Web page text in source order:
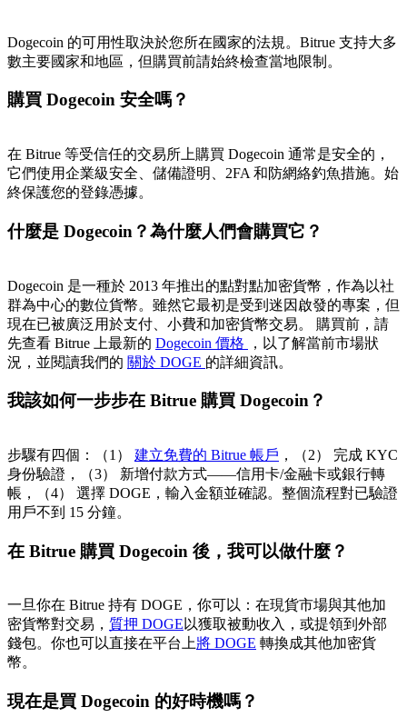
Dogecoin 的可用性取決於您所在國家的法規。Bitrue 支持大多
數主要國家和地區，但購買前請始終檢查當地限制。
購買 Dogecoin 安全嗎？
在 Bitrue 等受信任的交易所上購買 Dogecoin 通常是安全的，
它們使用企業級安全、儲備證明、2FA 和防網絡釣魚措施。始
終保護您的登錄憑據。
什麼是 Dogecoin？為什麼人們會購買它？
Dogecoin 是一種於 2013 年推出的點對點加密貨幣，作為以社
群為中心的數位貨幣。雖然它最初是受到迷因啟發的專案，但
現在已被廣泛用於支付、小費和加密貨幣交易。 購買前，請
先查看 Bitrue 上最新的 Dogecoin 價格
，以了解當前市場狀
況，並閱讀我們的 關於 DOGE 的詳細資訊。
我該如何一步步在 Bitrue 購買 Dogecoin？
步驟有四個：（1） 建立免費的 Bitrue 帳戶 ，（2） 完成 KYC
身份驗證，（3） 新增付款方式——信用卡/金融卡或銀行轉
帳，（4） 選擇 DOGE，輸入金額並確認。整個流程對已驗證
用戶不到 15 分鐘。
在 Bitrue 購買 Dogecoin 後，我可以做什麼？
一旦你在 Bitrue 持有 DOGE，你可以：在現貨市場與其他加
密貨幣對交易， 質押 DOGE以獲取被動收入，或提領到外部
錢包。你也可以直接在平台上將 DOGE 轉換成其他加密貨
幣。
現在是買 Dogecoin 的好時機嗎？